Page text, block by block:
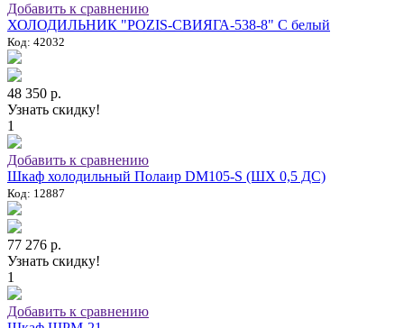
Добавить к сравнению
ХОЛОДИЛЬНИК "POZIS-СВИЯГА-538-8" C белый
Код: 42032
48 350 р.
Узнать скидку!
1
Добавить к сравнению
Шкаф холодильный Полаир DM105-S (ШХ 0,5 ДС)
Код: 12887
77 276 р.
Узнать скидку!
1
Добавить к сравнению